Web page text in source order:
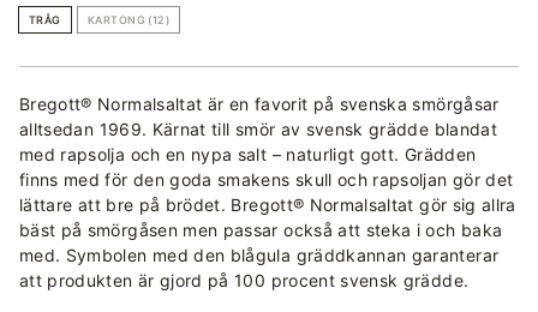
TRÅG KARTONG (12)
Bregott® Normalsaltat är en favorit på svenska smörgåsar
alltsedan 1969. Kärnat till smör av svensk grädde blandat
med rapsolja och en nypa salt – naturligt gott. Grädden
finns med för den goda smakens skull och rapsoljan gör det
lättare att bre på brödet. Bregott® Normalsaltat gör sig allra
bäst på smörgåsen men passar också att steka i och baka
med. Symbolen med den blågula gräddkannan garanterar
att produkten är gjord på 100 procent svensk grädde.